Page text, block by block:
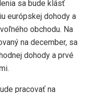
sa bude klásť
európskej dohody a
obchodu. Na
na december, sa
dohody a prvé
pracovať na